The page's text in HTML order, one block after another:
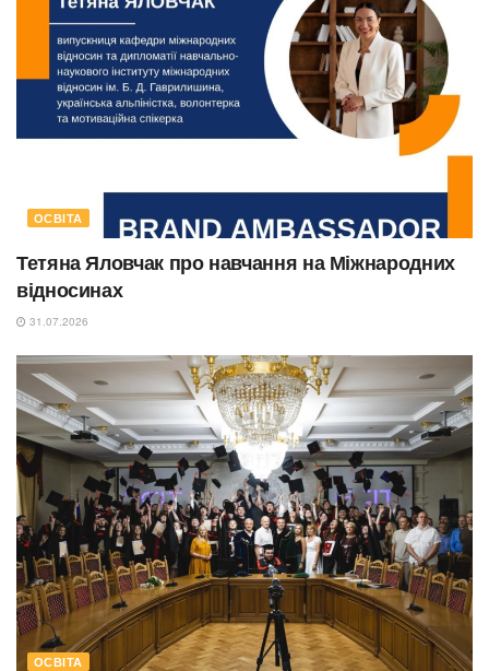
ОСВІТА
Тетяна Яловчак про навчання на Міжнародних
відносинах
31.07.2026
ОСВІТА